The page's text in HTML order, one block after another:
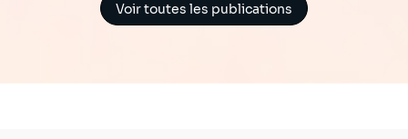
Voir toutes les publications